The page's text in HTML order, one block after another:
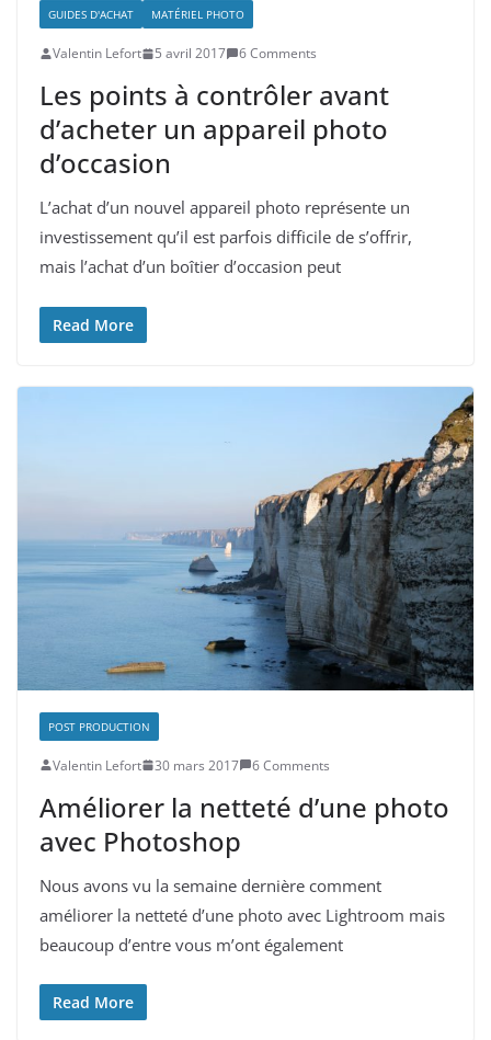
GUIDES D'ACHAT MATÉRIEL PHOTO
Valentin Lefort 5 avril 2017 6 Comments
Les points à contrôler avant
d’acheter un appareil photo
d’occasion
L’achat d’un nouvel appareil photo représente un
investissement qu’il est parfois difficile de s’offrir,
mais l’achat d’un boîtier d’occasion peut
Read More
POST PRODUCTION
Valentin Lefort 30 mars 2017 6 Comments
Améliorer la netteté d’une photo
avec Photoshop
Nous avons vu la semaine dernière comment
améliorer la netteté d’une photo avec Lightroom mais
beaucoup d’entre vous m’ont également
Read More